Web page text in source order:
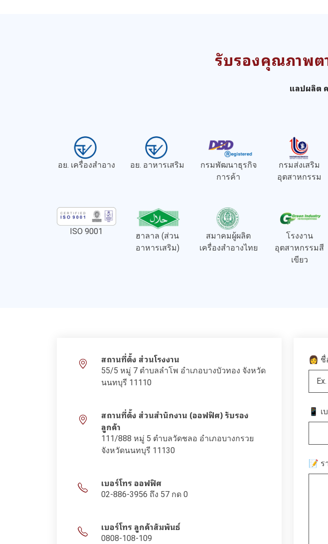
รับรองคุณภาพต
แลปผลิต
อย. เครื่องสำอาง อย. อาหารเสริม
กรมพัฒนาธุรกิจ
การค้า
กรมส่งเสริม
อุตสาหกรรม
ISO 9001
ฮาลาล (ส่วน
อาหารเสริม)
สมาคมผู้ผลิต
เครื่องสำอางไทย
โรงงาน
อุตสาหกรรมสี
เขียว
สถานที่ตั้ง ส่วนโรงงาน
55/5 หมู่ 7 ตำบลลำโพ อำเภอบางบัวทอง จังหวัด
นนทบุรี 11110
สถานที่ตั้ง ส่วนสำนักงาน (ออฟฟิศ) รับรอง
ลูกค้า
111/888 หมู่ 5 ตำบลวัดชลอ อำเภอบางกรวย
จังหวัดนนทบุรี 11130
เบอร์โทร ออฟฟิศ
02-886-3956 ถึง 57 กด 0
เบอร์โทร ลูกค้าสัมพันธ์
0808-108-109
👩 ชื่
📱 เ
📝 ร